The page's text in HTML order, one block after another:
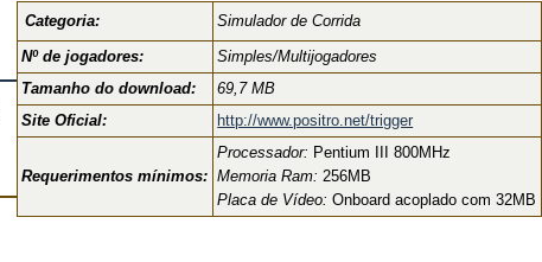
Categoria:
Simulador de Corrida
Nº de jogadores:
Simples/Multijogadores
Tamanho do download:
69,7 MB
Site Oficial:
http://www.positro.net/trigger
Requerimentos mínimos:
Processador: Pentium III 800MHz
Memoria Ram: 256MB
Placa de Vídeo: Onboard acoplado com 32MB